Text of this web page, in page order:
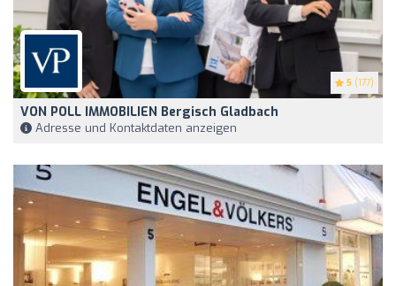
5 (177)
VON POLL IMMOBILIEN Bergisch Gladbach
Adresse und Kontaktdaten anzeigen